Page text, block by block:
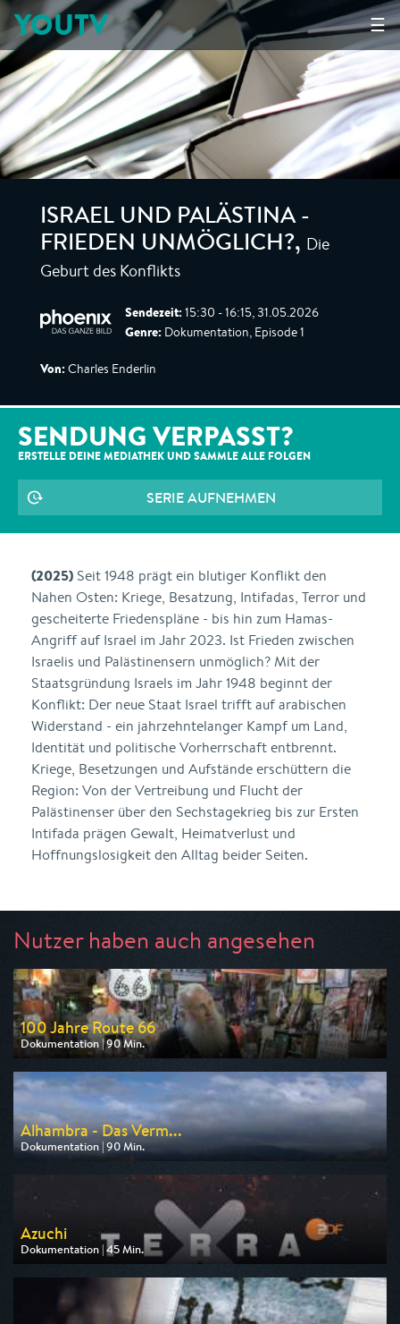
☰
YOUTV
ISRAEL UND PALÄSTINA -
FRIEDEN UNMÖGLICH?, Die
Geburt des Konflikts
Sendezeit: 15:30 - 16:15, 31.05.2026
Genre: Dokumentation, Episode 1
Von: Charles Enderlin
SENDUNG VERPASST?
ERSTELLE DEINE MEDIATHEK UND SAMMLE ALLE FOLGEN
SERIE AUFNEHMEN
(2025) Seit 1948 prägt ein blutiger Konflikt den
Nahen Osten: Kriege, Besatzung, Intifadas, Terror und
gescheiterte Friedenspläne - bis hin zum Hamas-
Angriff auf Israel im Jahr 2023. Ist Frieden zwischen
Israelis und Palästinensern unmöglich? Mit der
Staatsgründung Israels im Jahr 1948 beginnt der
Konflikt: Der neue Staat Israel trifft auf arabischen
Widerstand - ein jahrzehntelanger Kampf um Land,
Identität und politische Vorherrschaft entbrennt.
Kriege, Besetzungen und Aufstände erschüttern die
Region: Von der Vertreibung und Flucht der
Palästinenser über den Sechstagekrieg bis zur Ersten
Intifada prägen Gewalt, Heimatverlust und
Hoffnungslosigkeit den Alltag beider Seiten.
Nutzer haben auch angesehen
100 Jahre Route 66
Dokumentation | 90 Min.
Ausgestrahlt von arte
am 13.08.2026, 20:15
Alhambra - Das Verm...
Dokumentation | 90 Min.
Ausgestrahlt von arte
am 08.08.2026, 20:15
Azuchi
Dokumentation | 45 Min.
Ausgestrahlt von ZDF
am 09.08.2026, 19:30